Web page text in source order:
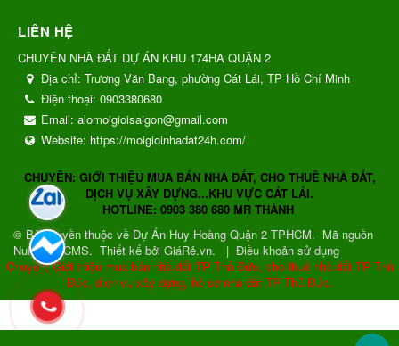
LIÊN HỆ
CHUYÊN NHÀ ĐẤT DỰ ÁN KHU 174HA QUẬN 2
Địa chỉ: Trương Văn Bang, phường Cát Lái, TP Hồ Chí Minh
Điện thoại: 0903380680
Email: alomoigioisaigon@gmail.com
Website: https://moigioinhadat24h.com/
CHUYÊN: GIỚI THIỆU MUA BÁN NHÀ ĐẤT, CHO THUÊ NHÀ ĐẤT,
DỊCH VỤ XÂY DỰNG...KHU VỰC CÁT LÁI.
HOTLINE: 0903 380 680 MR THÀNH
© Bản quyền thuộc về Dự Án Huy Hoàng Quận 2 TPHCM. Mã nguồn
NukeViet CMS. Thiết kế bởi GiáRẻ.vn. | Điều khoản sử dụng
Chuyên: Giới thiệu mua bán nhà đất TP Thủ Đức, cho thuê nhà đất TP Thủ
Đức, dịch vụ xây dựng, hồ sơ nhà đất TP Thủ Đức.